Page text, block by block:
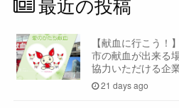
【献血に行こう！
市の献血が出来る
協力いただける企
21 days ago